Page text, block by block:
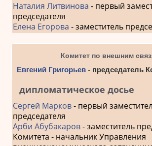
Наталия Литвинова - первый
председателя
Елена Егорова - заместитель
Комитет по внешним
Евгений Григорьев- председатель
дипломатическое досье
Сергей Марков- первый
председателя
Арби Абубакаров- заместитель
Комитета - начальник Управления